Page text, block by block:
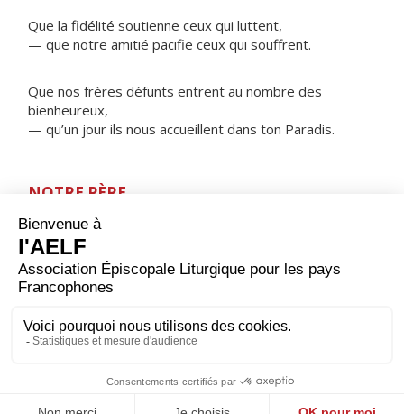
Que la fidélité soutienne ceux qui luttent,
— que notre amitié pacifie ceux qui souffrent.
Que nos frères défunts entrent au nombre des
bienheureux,
— qu’un jour ils nous accueillent dans ton Paradis.
NOTRE PÈRE
ORAISON
Dieu qui fais resplendir la lumière après la nuit, accorde-
nous de finir ce jour à l’abri des attaques de l’adversaire
et de pouvoir te rendre grâce par Jésus Christ, ton Fils,
Saint-Esprit, maintenant et pour les siècles des siècles.
Amen.